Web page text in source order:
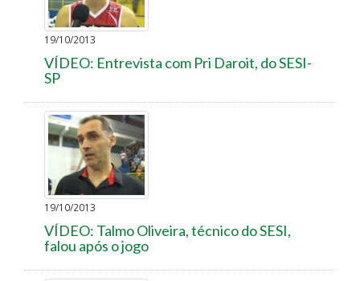
19/10/2013
VÍDEO: Entrevista com Pri Daroit, do SESI-
SP
19/10/2013
VÍDEO: Talmo Oliveira, técnico do SESI,
falou após o jogo